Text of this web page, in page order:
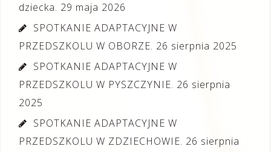
dziecka. 29 maja 2026
SPOTKANIE ADAPTACYJNE W
PRZEDSZKOLU W OBORZE. 26 sierpnia 2025
SPOTKANIE ADAPTACYJNE W
PRZEDSZKOLU W PYSZCZYNIE. 26 sierpnia
2025
SPOTKANIE ADAPTACYJNE W
PRZEDSZKOLU W ZDZIECHOWIE. 26 sierpnia